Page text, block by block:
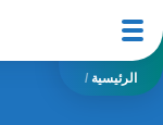
الرئيسية /